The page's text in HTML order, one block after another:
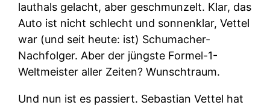
lauthals gelacht, aber geschmunzelt. Klar, das
Auto ist nicht schlecht und sonnenklar, Vettel
war (und seit heute: ist) Schumacher-
Nachfolger. Aber der jüngste Formel-1-
Weltmeister aller Zeiten? Wunschtraum.
Und nun ist es passiert. Sebastian Vettel hat